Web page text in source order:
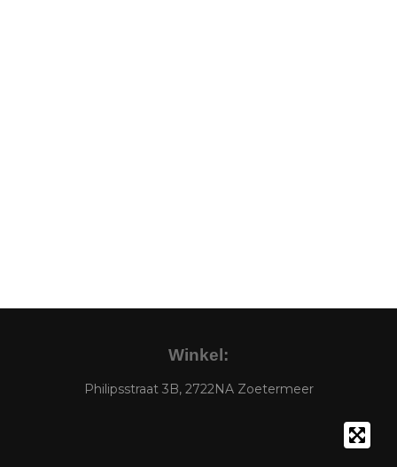
Winkel:
Philipsstraat 3B, 2722NA Zoetermeer